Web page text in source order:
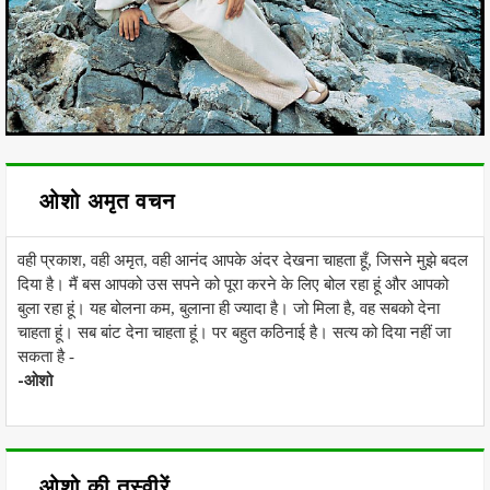
ओशो अमृत वचन
वही प्रकाश, वही अमृत, वही आनंद आपके अंदर देखना चाहता हूँ, जिसने मुझे बदल
दिया है। मैं बस आपको उस सपने को पूरा करने के लिए बोल रहा हूं और आपको
बुला रहा हूं। यह बोलना कम, बुलाना ही ज्यादा है। जो मिला है, वह सबको देना
चाहता हूं। सब बांट देना चाहता हूं। पर बहुत कठिनाई है। सत्य को दिया नहीं जा
सकता है -
-ओशो